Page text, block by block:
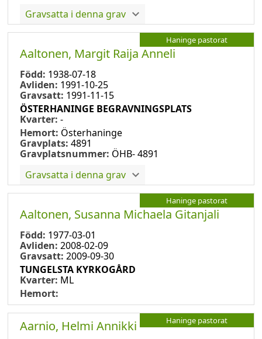
Gravsatta i denna grav
Haninge pastorat
Aaltonen, Margit Raija Anneli
Född: 1938-07-18
Avliden: 1991-10-25
Gravsatt: 1991-11-15
ÖSTERHANINGE BEGRAVNINGSPLATS
Kvarter: -
Hemort: Österhaninge
Gravplats: 4891
Gravplatsnummer: ÖHB- 4891
Gravsatta i denna grav
Haninge pastorat
Aaltonen, Susanna Michaela Gitanjali
Född: 1977-03-01
Avliden: 2008-02-09
Gravsatt: 2009-09-30
TUNGELSTA KYRKOGÅRD
Kvarter: ML
Hemort:
Haninge pastorat
Aarnio, Helmi Annikki